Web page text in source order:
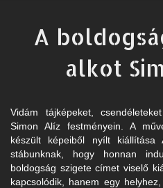
A
alkot
Vidám tájképeket,
Simon Alíz festményein. A
készült képeiből nyílt
stábunknak, hogy honnan
boldogság szigete címet viselő
kapcsolódik, hanem egy